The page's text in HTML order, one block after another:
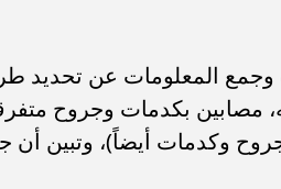
المعلومات عن تحديد
مصابين بكدمات وجروح
وكدمات أيضاً)، وتبين أن